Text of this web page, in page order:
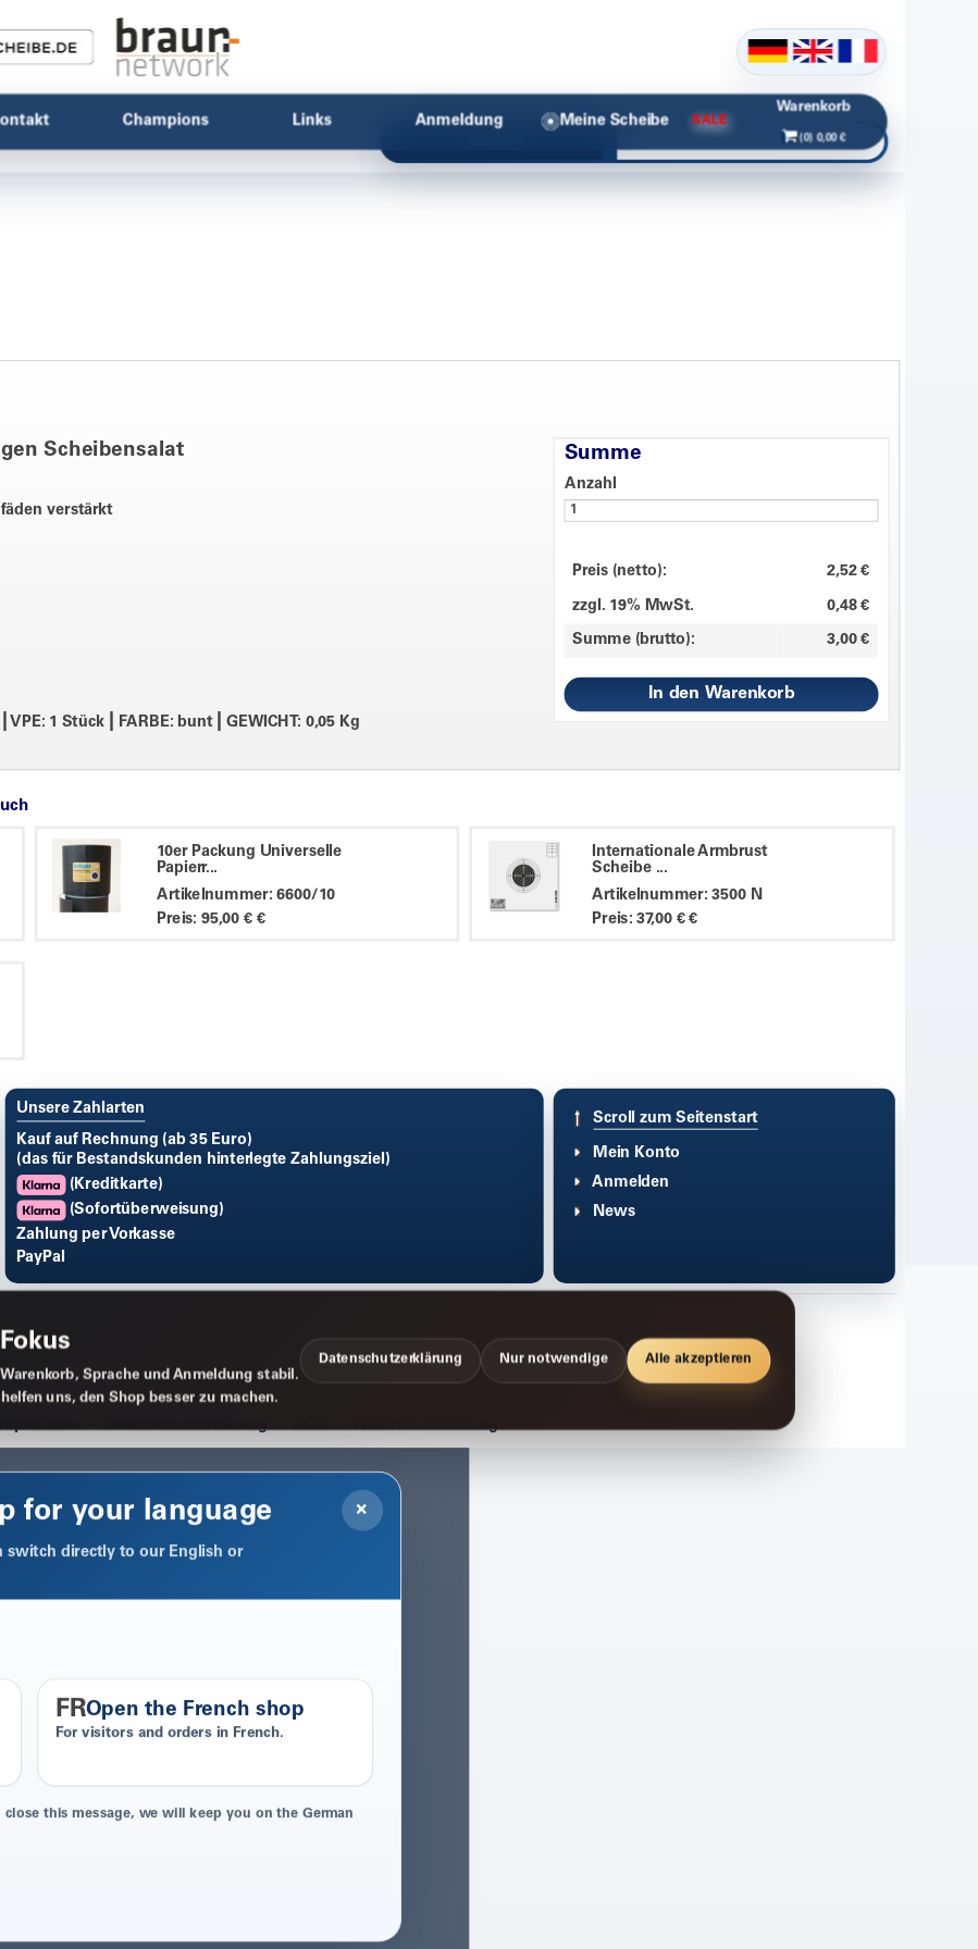
Champions Links Anmeldung Meine Scheibe SALE
Warenkorb
(0) 0,00 €
Scheibensalat
verstärkt
VPE: 1 Stück FARBE: bunt GEWICHT: 0,05 Kg
Summe
Anzahl
Preis (netto): 2,52 €
zzgl. 19% MwSt. 0,48 €
Summe (brutto): 3,00 €
10er Packung Universelle
Papierr...
Artikelnummer: 6600/10
Preis: 95,00 € €
Internationale Armbrust
Scheibe ...
Artikelnummer: 3500 N
Preis: 37,00 € €
Unsere Zahlarten
Kauf auf Rechnung (ab 35 Euro)
(das für Bestandskunden hinterlegte Zahlungsziel)
(Kreditkarte)
(Sofortüberweisung)
Zahlung per Vorkasse
PayPal
Scroll zum Seitenstart
Mein Konto
Anmelden
News
Datenschutzerklärung AGB Widerrufsbelehrung
×
for your language
switch directly to our English or
FROpen the French shop
For visitors and orders in French.
this message, we will keep you on the German
Sprache und Anmeldung stabil.
uns, den Shop besser zu machen.
Datenschutzerklärung Nur notwendige Alle akzeptieren